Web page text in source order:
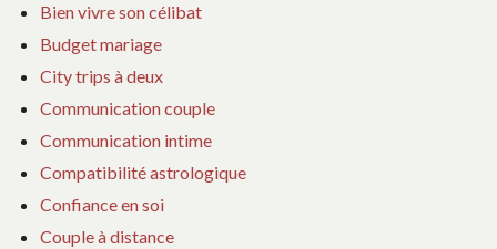
Bien vivre son célibat
Budget mariage
City trips à deux
Communication couple
Communication intime
Compatibilité astrologique
Confiance en soi
Couple à distance